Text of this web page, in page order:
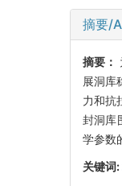
摘要/
摘要：
展洞库
力和抗
封洞库
学参数
关键词: